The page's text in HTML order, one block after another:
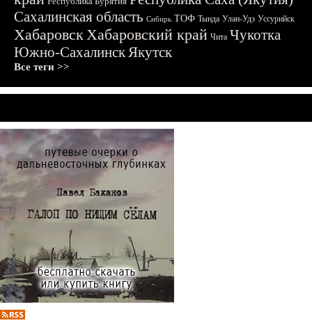
Сахалинская область Сибирь ТОФ Тында Улан-Удэ Уссурийск
ХабаровскХабаровский край Чита Чукотка
Южно-СахалинскЯкутск
Все теги >>